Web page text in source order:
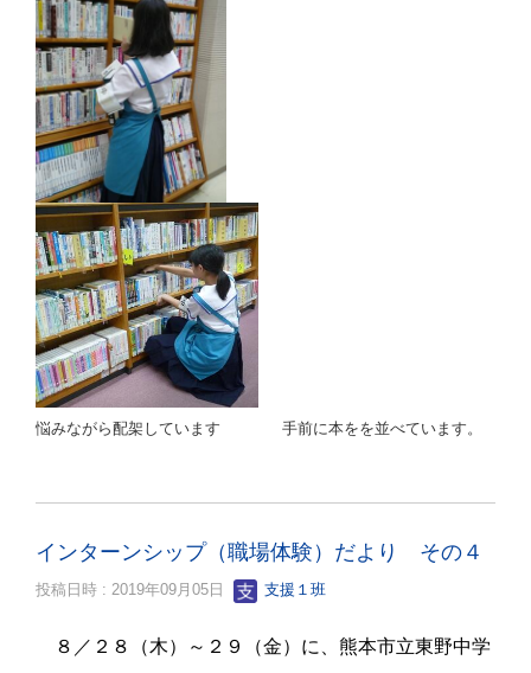
悩みながら配架しています 手前に本をを並べています。
インターンシップ（職場体験）だより その４
投稿日時 : 2019年09月05日 支援１班
８／２８（木）～２９（金）に、熊本市立東野中学